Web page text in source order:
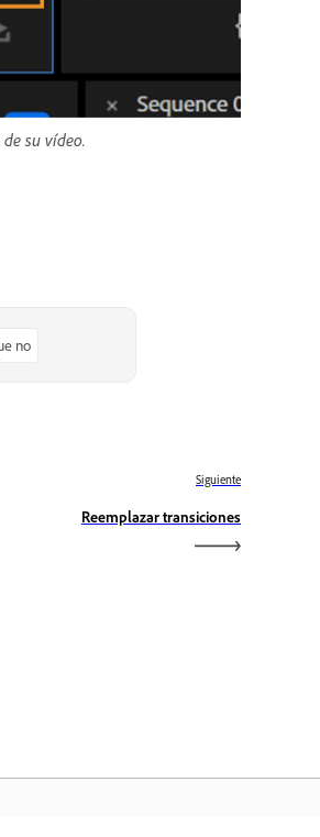
su vídeo.
no
Siguiente
Reemplazar transiciones